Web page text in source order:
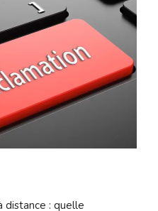
distance : quelle